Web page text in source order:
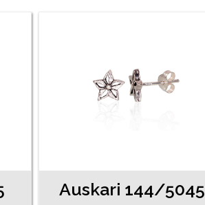
Auskari 144/5045